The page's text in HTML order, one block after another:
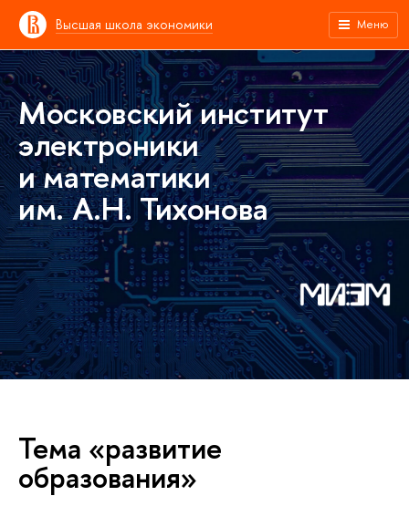
Высшая школа экономики Меню
Московский институт
электроники
и математики
им. А.Н. Тихонова
Тема «развитие
образования»